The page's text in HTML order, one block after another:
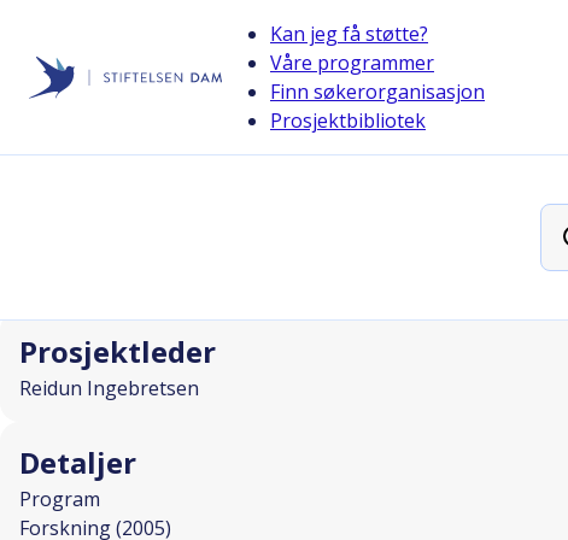
Kan jeg få støtte?
Våre programmer
Finn søkerorganisasjon
Prosjektbibliotek
Søk
Prosjektleder
Reidun Ingebretsen
Detaljer
Program
Forskning (2005)